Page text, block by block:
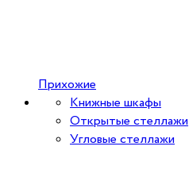
Прихожие
Книжные шкафы
Открытые стеллажи
Угловые стеллажи